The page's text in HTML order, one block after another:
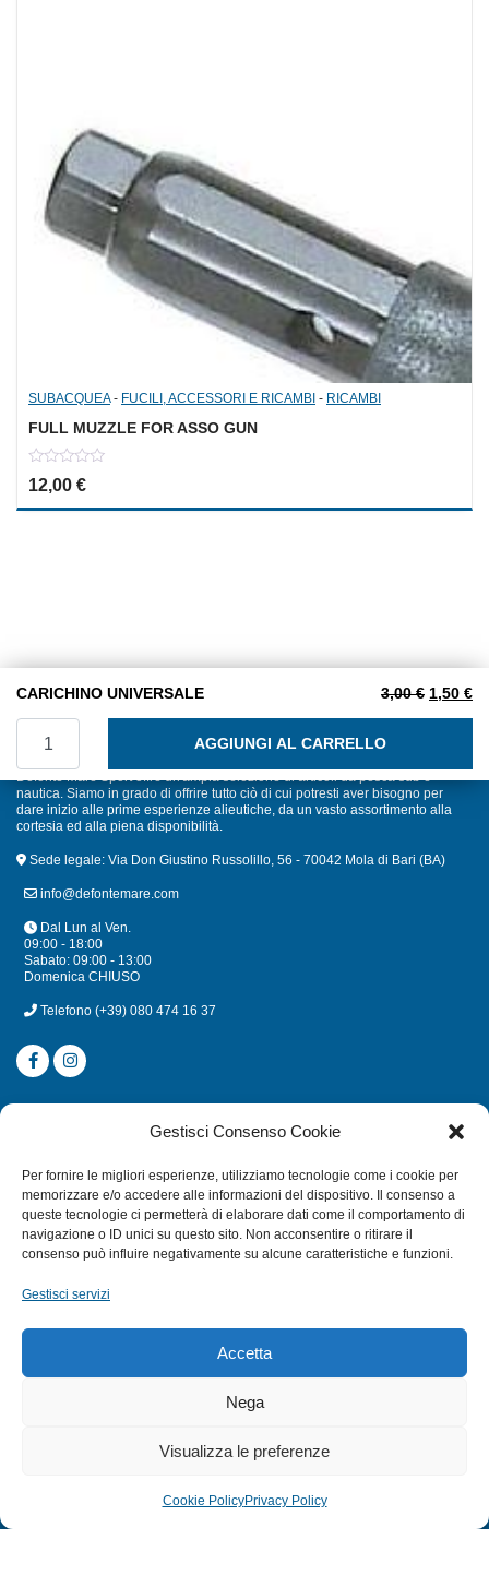
Gestisci Consenso Cookie
Per fornire le migliori esperienze, utilizziamo tecnologie come i cookie per
memorizzare e/o accedere alle informazioni del dispositivo. Il consenso a
queste tecnologie ci permetterà di elaborare dati come il comportamento di
navigazione o ID unici su questo sito. Non acconsentire o ritirare il
consenso può influire negativamente su alcune caratteristiche e funzioni.
Gestisci servizi
Accetta
Nega
Visualizza le preferenze
Cookie PolicyPrivacy Policy
SUBACQUEA- FUCILI, ACCESSORI E RICAMBI - RICAMBI
FULL MUZZLE FOR ASSO GUN
0
out
of
12,00 €
CARICHINO UNIVERSALE 3,00€ Il
1,50 €Il
AGGIUNGI AL CARRELLO
Defonte Mare Sport offre un'ampia selezione di articoli da pesca sub e
nautica. Siamo in grado di offrire tutto ciò di cui potresti aver bisogno per
dare inizio alle prime esperienze alieutiche, da un vasto assortimento alla
cortesia ed alla piena disponibilità.
Sede legale: Via Don Giustino Russolillo, 56 - 70042 Mola di Bari (BA)
info@defontemare.com
Dal Lun al Ven.
09:00 - 18:00
Sabato: 09:00 - 13:00
Domenica CHIUSO
Telefono (+39) 080 474 16 37
CATEGORIE
MULINELLI
CANNE
ACCESSORI NAUTICI
TERMINI E CONDIZIONI